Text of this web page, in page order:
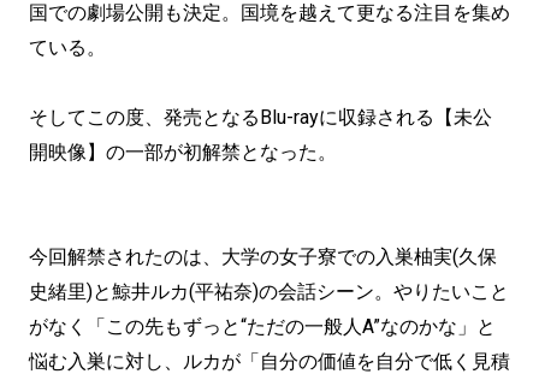
国での劇場公開も決定。国境を越えて更なる注目を集め
ている。
そしてこの度、発売となるBlu-rayに収録される【未公
開映像】の一部が初解禁となった。
今回解禁されたのは、大学の女子寮での入巣柚実(久保
史緒里)と鯨井ルカ(平祐奈)の会話シーン。やりたいこと
がなく「この先もずっと“ただの一般人A”なのかな」と
悩む入巣に対し、ルカが「自分の価値を自分で低く見積